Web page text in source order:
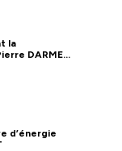
la
d’énergie